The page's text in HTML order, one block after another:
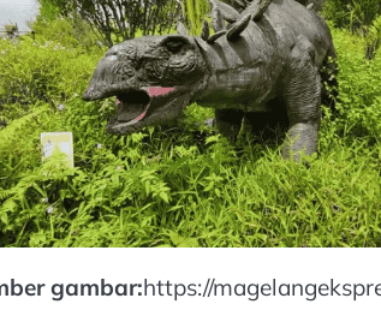
gambar:https://